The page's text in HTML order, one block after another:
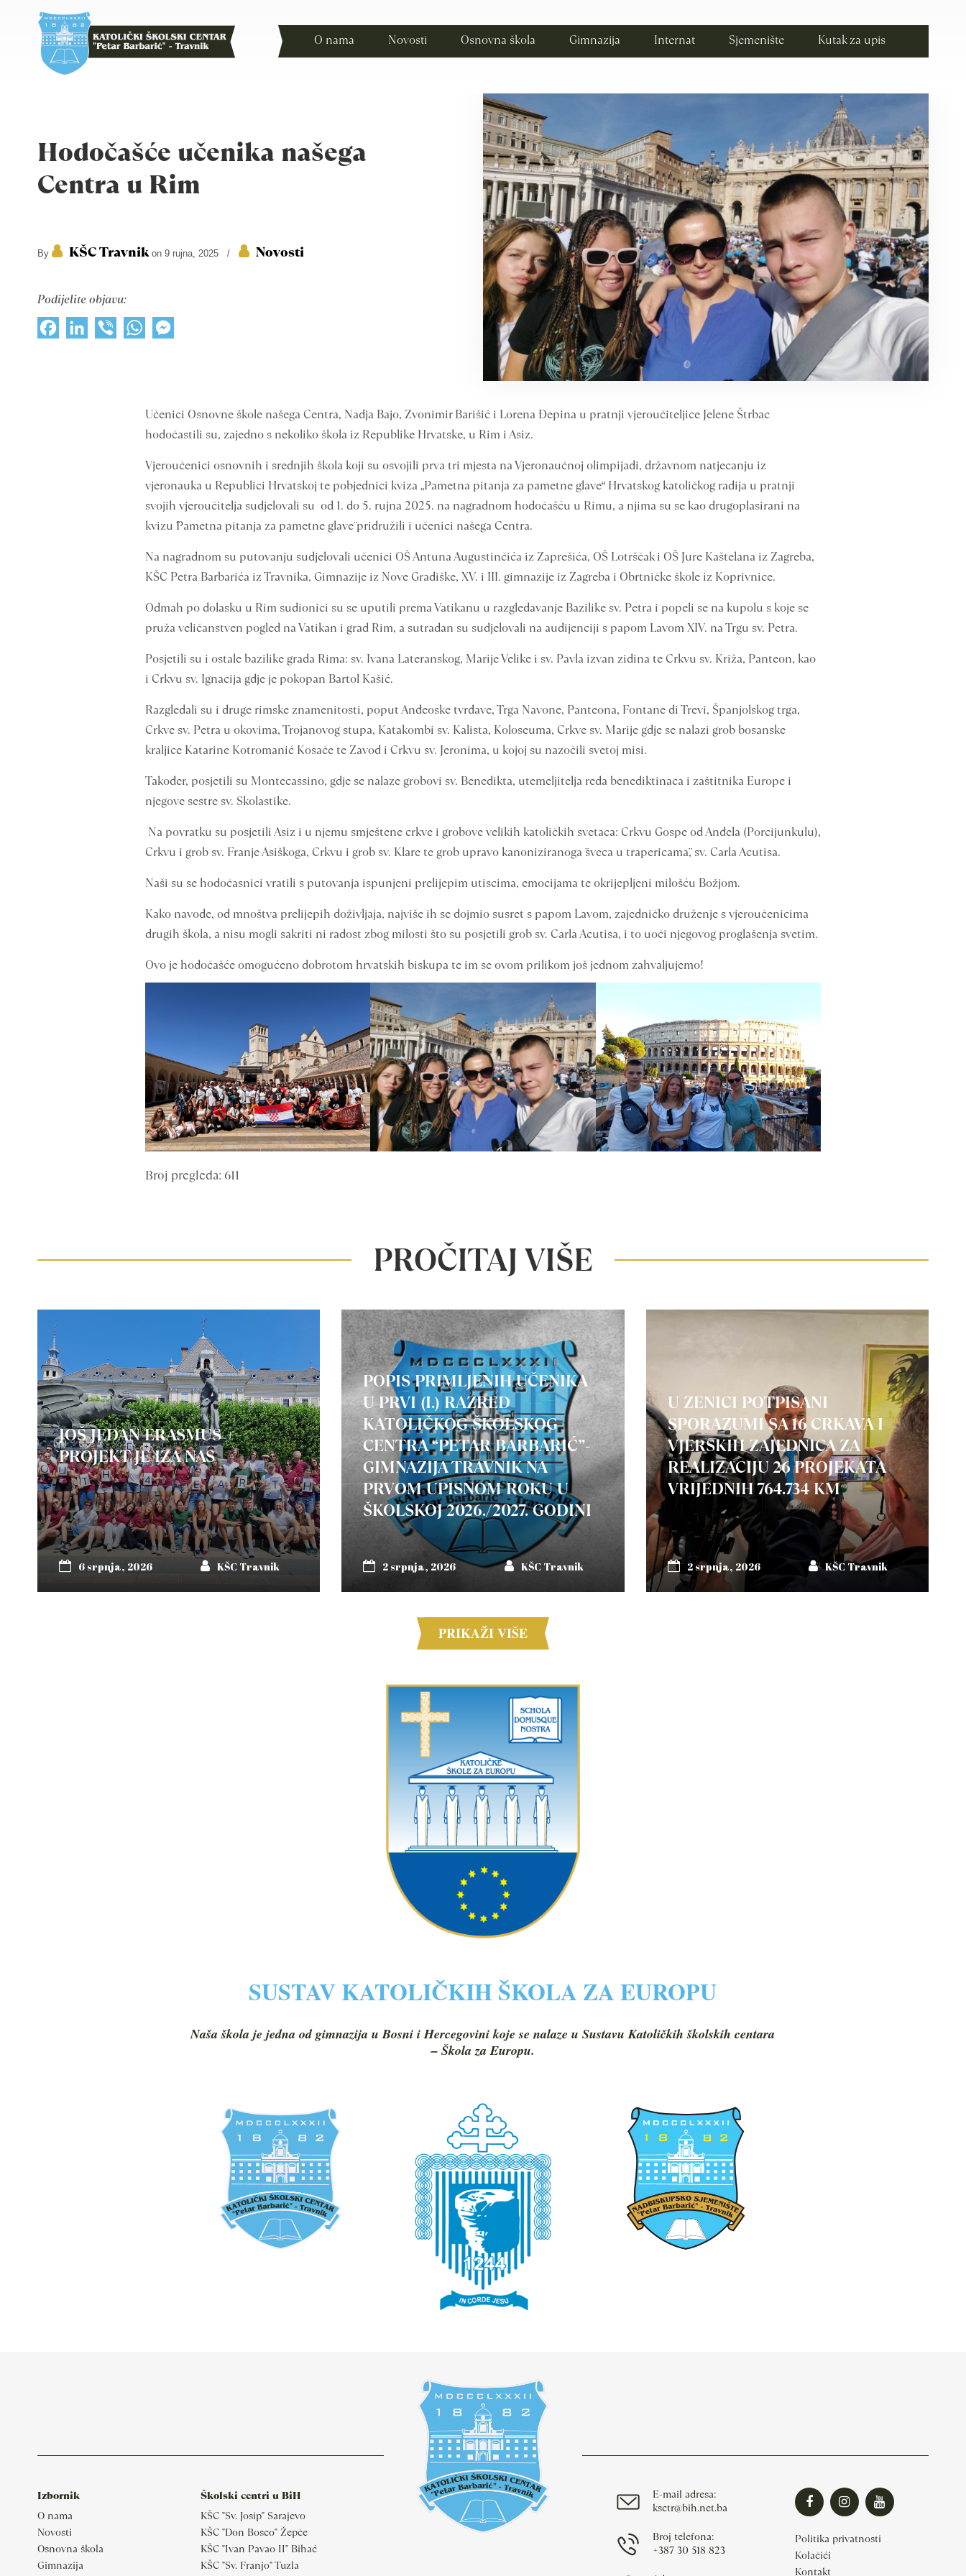
O nama Novosti Osnovna škola Gimnazija Internat Sjemenište Kutak za upis
Hodočašće učenika našega
Centra u Rim
By KŠC Travnikon 9 rujna, 2025 / Novosti
Podijelite objavu:
FacebookLinkedInViber WhatsApp
Učenici Osnovne škole našega Centra, Nadja Bajo, Zvonimir Barišić i Lorena Đepina u pratnji vjeroučiteljice Jelene Štrbac
hodočastili su, zajedno s nekoliko škola iz Republike Hrvatske, u Rim i Asiz.
Vjeroučenici osnovnih i srednjih škola koji su osvojili prva tri mjesta na Vjeronaučnoj olimpijadi, državnom natjecanju iz
vjeronauka u Republici Hrvatskoj te pobjednici kviza „Pametna pitanja za pametne glave“ Hrvatskog katoličkog radija u pratnji
svojih vjeroučitelja sudjelovali su od 1. do 5. rujna 2025. na nagradnom hodočašću u Rimu, a njima su se kao drugoplasirani na
kvizu ¨Pametna pitanja za pametne glave¨ pridružili i učenici našega Centra.
Na nagradnom su putovanju sudjelovali učenici OŠ Antuna Augustinčića iz Zaprešića, OŠ Lotrščak i OŠ Jure Kaštelana iz Zagreba,
KŠC Petra Barbarića iz Travnika, Gimnazije iz Nove Gradiške, XV. i III. gimnazije iz Zagreba i Obrtničke škole iz Koprivnice.
Odmah po dolasku u Rim sudionici su se uputili prema Vatikanu u razgledavanje Bazilike sv. Petra i popeli se na kupolu s koje se
pruža veličanstven pogled na Vatikan i grad Rim, a sutradan su sudjelovali na audijenciji s papom Lavom XIV. na Trgu sv. Petra.
Posjetili su i ostale bazilike grada Rima: sv. Ivana Lateranskog, Marije Velike i sv. Pavla izvan zidina te Crkvu sv. Križa, Panteon, kao
i Crkvu sv. Ignacija gdje je pokopan Bartol Kašić.
Razgledali su i druge rimske znamenitosti, poput Anđeoske tvrđave, Trga Navone, Panteona, Fontane di Trevi, Španjolskog trga,
Crkve sv. Petra u okovima, Trojanovog stupa, Katakombi sv. Kalista, Koloseuma, Crkve sv. Marije gdje se nalazi grob bosanske
kraljice Katarine Kotromanić Kosače te Zavod i Crkvu sv. Jeronima, u kojoj su nazočili svetoj misi.
Također, posjetili su Montecassino, gdje se nalaze grobovi sv. Benedikta, utemeljitelja reda benediktinaca i zaštitnika Europe i
njegove sestre sv. Skolastike.
Na povratku su posjetili Asiz i u njemu smještene crkve i grobove velikih katoličkih svetaca: Crkvu Gospe od Anđela (Porcijunkulu),
Crkvu i grob sv. Franje Asiškoga, Crkvu i grob sv. Klare te grob upravo kanoniziranoga ¨sveca u trapericama¨, sv. Carla Acutisa.
Naši su se hodočasnici vratili s putovanja ispunjeni prelijepim utiscima, emocijama te okrijepljeni milošću Božjom.
Kako navode, od mnoštva prelijepih doživljaja, najviše ih se dojmio susret s papom Lavom, zajedničko druženje s vjeroučenicima
drugih škola, a nisu mogli sakriti ni radost zbog milosti što su posjetili grob sv. Carla Acutisa, i to uoči njegovog proglašenja svetim.
Ovo je hodočašće omogućeno dobrotom hrvatskih biskupa te im se ovom prilikom još jednom zahvaljujemo!
Broj pregleda: 611
PROČITAJ VIŠE
JOŠ JEDAN ERASMUS +
PROJEKT JE IZA NAS
6 srpnja, 2026 KŠC Travnik
POPIS PRIMLJENIH UČENIKA
U PRVI (I.) RAZRED
KATOLIČKOG ŠKOLSKOG
CENTRA “PETAR BARBARIĆ”-
GIMNAZIJA TRAVNIK NA
PRVOM UPISNOM ROKU U
ŠKOLSKOJ 2026./2027. GODINI
2 srpnja, 2026 KŠC Travnik
U ZENICI POTPISANI
SPORAZUMI SA 16 CRKAVA I
VJERSKIH ZAJEDNICA ZA
REALIZACIJU 26 PROJEKATA
VRIJEDNIH 764.734 KM
2 srpnja, 2026 KŠC Travnik
PRIKAŽI VIŠE
SUSTAV KATOLIČKIH ŠKOLA ZA EUROPU
Naša škola je jedna od gimnazija u Bosni i Hercegovini koje se nalaze u Sustavu Katoličkih školskih centara
– Škola za Europu.
Izbornik
O nama
Novosti
Osnovna škola
Gimnazija
Školski centri u BiH
KŠC "Sv. Josip" Sarajevo
KŠC "Don Bosco" Žepče
KŠC "Ivan Pavao II" Bihać
KŠC "Sv. Franjo" Tuzla
E-mail adresa:
ksctr@bih.net.ba
Broj telefona:
+387 30 518 823
Politika privatnosti
Kolačići
Kontakt